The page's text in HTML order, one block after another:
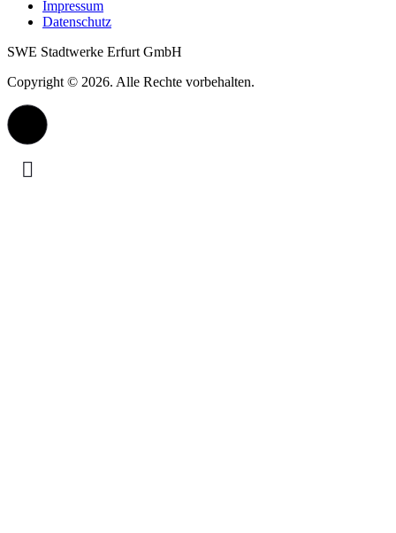
Impressum
Datenschutz
SWE Stadtwerke Erfurt GmbH
Copyright © 2026. Alle Rechte vorbehalten.